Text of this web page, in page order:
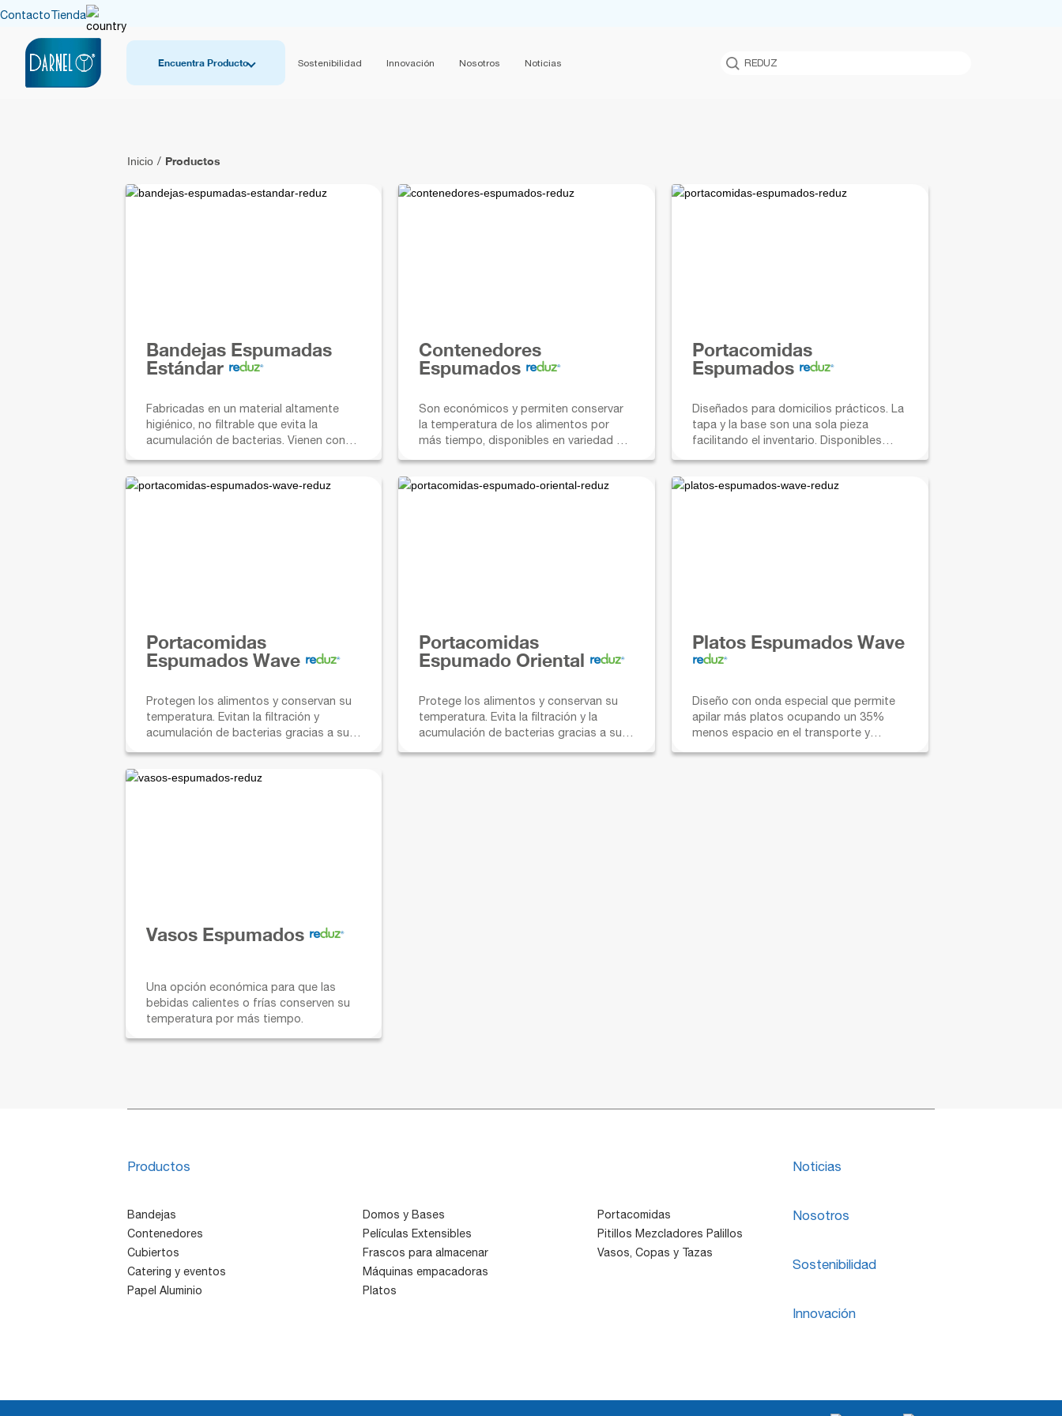
ContactoTienda
Encuentra Producto Sostenibilidad Innovación Nosotros Noticias
Inicio / Productos
Bandejas Espumadas
Estándar
Fabricadas en un material altamente
higiénico, no filtrable que evita la
acumulación de bacterias. Vienen con
profundidades.
Contenedores
Espumados
Son económicos y permiten conservar
la temperatura de los alimentos por
más tiempo, disponibles en variedad de
Portacomidas
Espumados
Diseñados para domicilios prácticos. La
tapa y la base son una sola pieza
facilitando el inventario. Disponibles
Portacomidas
Espumados Wave
Protegen los alimentos y conservan su
temperatura. Evitan la filtración y
acumulación de bacterias gracias a su
Portacomidas
Espumado Oriental
Protege los alimentos y conservan su
temperatura. Evita la filtración y la
acumulación de bacterias gracias a su
Platos Espumados Wave
Diseño con onda especial que permite
apilar más platos ocupando un 35%
menos espacio en el transporte y
Vasos Espumados
Una opción económica para que las
bebidas calientes o frías conserven su
temperatura por más tiempo.
Productos
Bandejas
Contenedores
Cubiertos
Catering y eventos
Papel Aluminio
Domos y Bases
Películas Extensibles
Frascos para almacenar
Máquinas empacadoras
Platos
Portacomidas
Pitillos Mezcladores Palillos
Vasos, Copas y Tazas
Noticias
Nosotros
Sostenibilidad
Innovación